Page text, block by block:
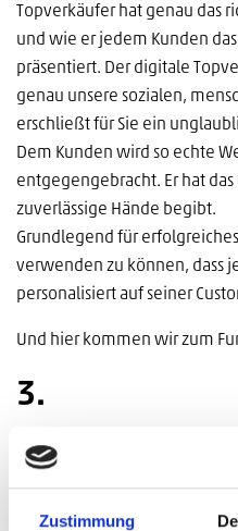
Zustimmung
Topverkäufer hat genau das
und wie er jedem Kunden
präsentiert. Der digitale
genau unsere sozialen,
erschließt für Sie ein
Dem Kunden wird so echte
entgegengebracht. Er hat das
zuverlässige Hände begibt.
Grundlegend für
verwenden zu können, dass
personalisiert auf seiner
Und hier kommen wir zum
3.
PXM lässt sich nur